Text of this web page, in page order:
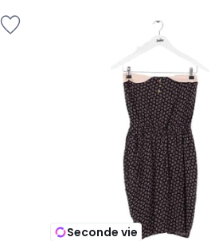
Seconde vie